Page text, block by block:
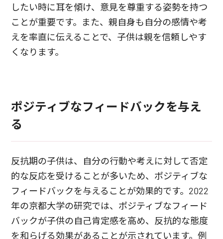
したい時に耳を傾け、意見を尊重する姿勢を持つ
ことが重要です。また、親自身も自分の感情や考
えを率直に伝えることで、子供は親を信頼しやす
くなります。
ポジティブなフィードバックを与え
る
反抗期の子供は、自分の行動や考えに対して否定
的な反応を受けることが多いため、ポジティブな
フィードバックを与えることが効果的です。2022
年の京都大学の研究では、ポジティブなフィード
バックが子供の自己肯定感を高め、反抗的な態度
を和らげる効果があることが示されています。例